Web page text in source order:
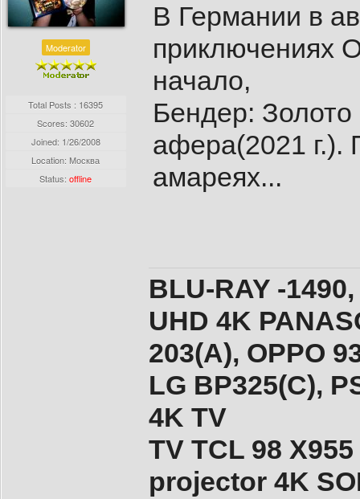
Moderator
Total Posts : 16395
Scores: 30602
Joined: 1/26/2008
Location: Москва
Status:offline
В Германии в
приключениях
начало,
Бендер:
афера(2021 г.).
амареях...
BLU-RAY -
UHD 4K
203(A), ОPPO
LG BP325(C),
4K TV
TV TCL 98 X955
projector 4K